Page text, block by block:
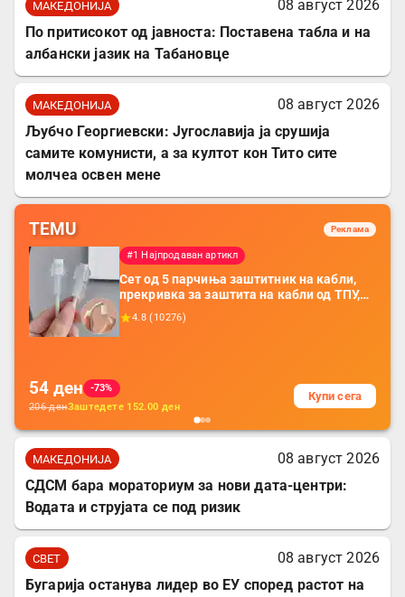
МАКЕДОНИЈА
08 август 2026
По притисокот од јавноста: Поставена табла и на
албански јазик на Табановце
МАКЕДОНИЈА
08 август 2026
Љубчо Георгиевски: Југославија ја срушија
самите комунисти, а за култот кон Тито сите
молчеа освен мене
TEMU Реклама
#1 Најпродаван артикл
Сет од 5 парчиња заштитник на кабли,
прекривка за заштита на кабли од ТПУ,
додатоци за заштита на кабли, без
батерија, за мобилни телефони, комплет
4.8 ( 10276)
54 ден
-73%
206денЗаштедете 152.00 ден
Купи сега
МАКЕДОНИЈА
08 август 2026
СДСМ бара мораториум за нови дата-центри:
Водата и струјата се под ризик
СВЕТ
08 август 2026
Бугарија останува лидер во ЕУ според растот на